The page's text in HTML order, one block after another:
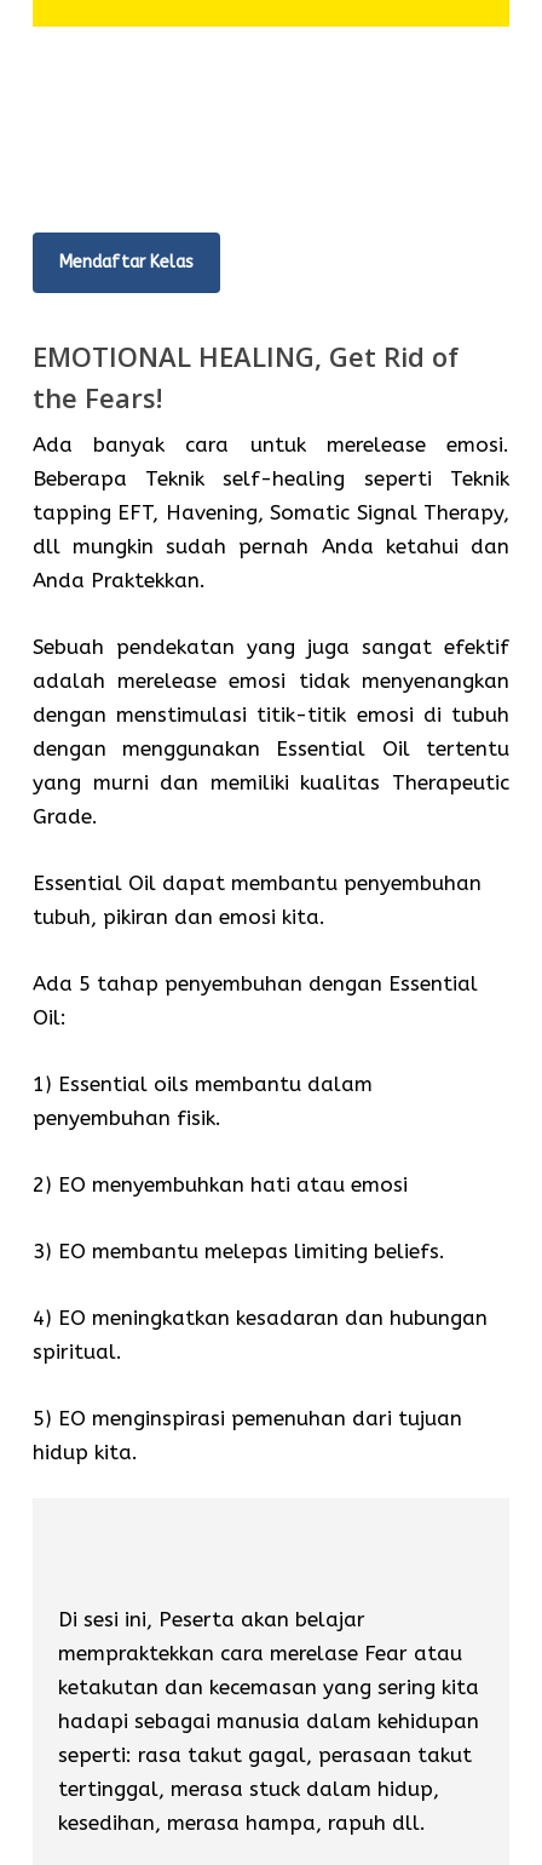
Mendaftar Kelas
EMOTIONAL HEALING, Get Rid of
the Fears!
Ada banyak cara untuk merelease emosi.
Beberapa Teknik self-healing seperti Teknik
tapping EFT, Havening, Somatic Signal Therapy,
dll mungkin sudah pernah Anda ketahui dan
Anda Praktekkan.
Sebuah pendekatan yang juga sangat efektif
adalah merelease emosi tidak menyenangkan
dengan menstimulasi titik-titik emosi di tubuh
dengan menggunakan Essential Oil tertentu
yang murni dan memiliki kualitas Therapeutic
Grade.
Essential Oil dapat membantu penyembuhan
tubuh, pikiran dan emosi kita.
Ada 5 tahap penyembuhan dengan Essential
Oil:
1) Essential oils membantu dalam
penyembuhan fisik.
2) EO menyembuhkan hati atau emosi
3) EO membantu melepas limiting beliefs.
4) EO meningkatkan kesadaran dan hubungan
spiritual.
5) EO menginspirasi pemenuhan dari tujuan
hidup kita.
Di sesi ini, Peserta akan belajar
mempraktekkan cara merelase Fear atau
ketakutan dan kecemasan yang sering kita
hadapi sebagai manusia dalam kehidupan
seperti: rasa takut gagal, perasaan takut
tertinggal, merasa stuck dalam hidup,
kesedihan, merasa hampa, rapuh dll.